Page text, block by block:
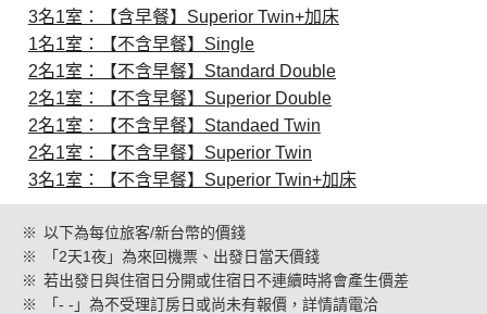
創造旅遊
3名1室：【含早餐】Superior Twin+加床
1名1室：【不含早餐】Single
2名1室：【不含早餐】Standard Double
2名1室：【不含早餐】Superior Double
2名1室：【不含早餐】Standaed Twin
2名1室：【不含早餐】Superior Twin
3名1室：【不含早餐】Superior Twin+加床
※ 以下為每位旅客/新台幣的價錢
※
「2天1夜」為來回機票、出發日當天價錢
※ 若出發日與住宿日分開或住宿日不連續時將會產生價差
※
「- -」為不受理訂房日或尚未有報價，詳情請電洽